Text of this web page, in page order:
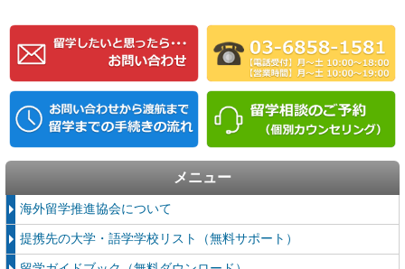
メニュー
海外留学推進協会について
提携先の大学・語学学校リスト（無料サポート）